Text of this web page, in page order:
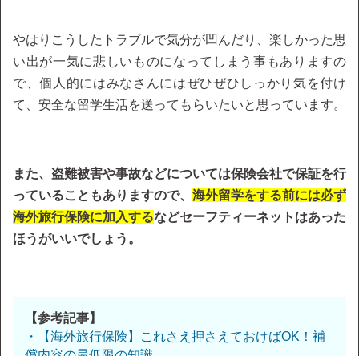
やはりこうしたトラブルで気分が凹んだり、楽しかった思
い出が一気に悲しいものになってしまう事もありますの
で、個人的にはみなさんにはぜひぜひしっかり気を付け
て、安全な留学生活を送ってもらいたいと思っています。
また、盗難被害や事故などについては保険会社で保証を行
っていることもありますので、 海外留学をする前には必ず
海外旅行保険に加入するなどセーフティーネットはあった
ほうがいいでしょう。
【参考記事】
・【海外旅行保険】これさえ押さえておけばOK！補